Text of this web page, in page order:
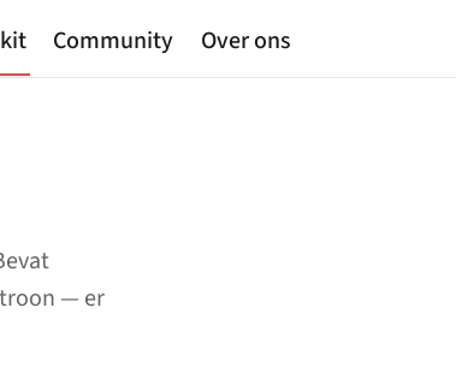
Community Over ons
— er